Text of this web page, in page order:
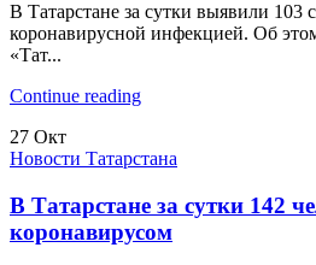
В Татарстане за сутки выявили 103
коронавирусной инфекцией. Об
«Тат...
Continue reading
27 Окт
Новости Татарстана
В Татарстане за сутки 142
коронавирусом